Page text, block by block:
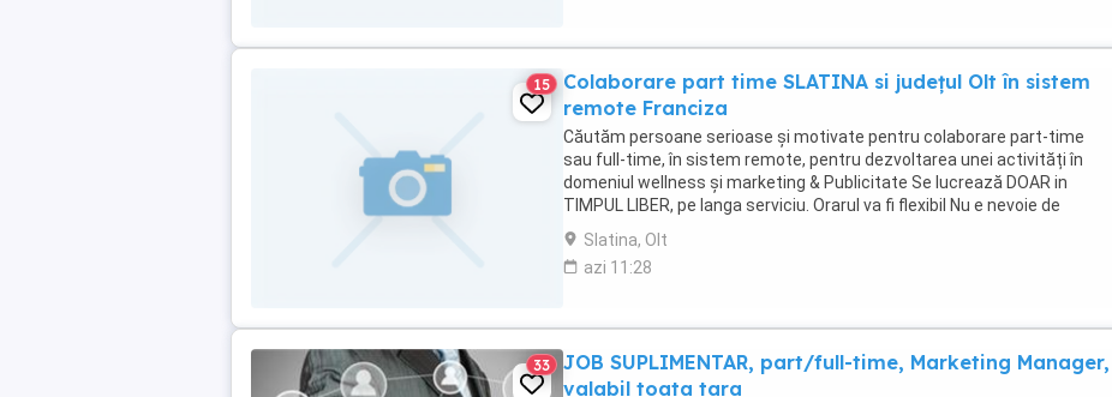
15
Colaborare part time SLATINA si județul Olt în sistem
remote Franciza
Căutăm persoane serioase și motivate pentru colaborare part-time
sau full-time, în sistem remote, pentru dezvoltarea unei activități în
domeniul wellness și marketing & Publicitate Se lucrează DOAR in
TIMPUL LIBER, pe langa serviciu. Orarul va fi flexibil Nu e nevoie de
experiența va invatam ...
Slatina, Olt
azi 11:28
33
JOB SUPLIMENTAR, part/full-time, Marketing Manager,
valabil toata tara